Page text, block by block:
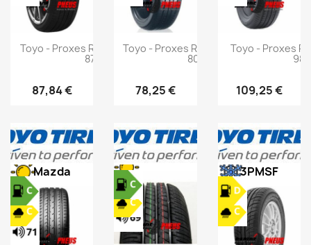
Toyo - Proxes R30 - 215/45 ZR17
87W
87,84 €
Toyo - Proxes R31C - 195/45 R16
80W
78,25 €
Toyo - Proxes
98H
109,25 €
Mazda 3PMSF